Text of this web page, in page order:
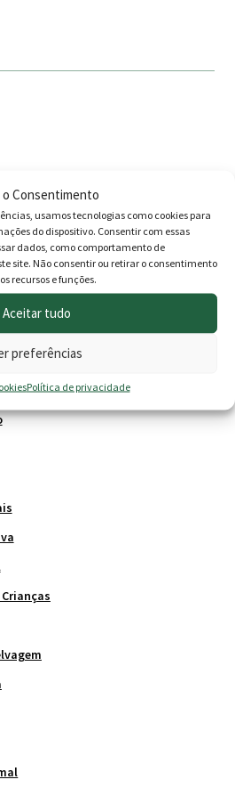
o Consentimento
usamos tecnologias como cookies para
do dispositivo. Consentir com essas
dados, como comportamento de
site. Não consentir ou retirar o consentimento
recursos e funções.
Aceitar tudo
preferências
Política de privacidade